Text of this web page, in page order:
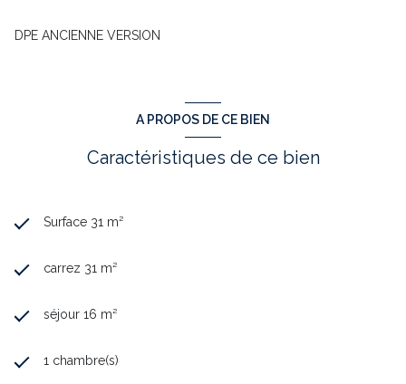
DPE ANCIENNE VERSION
A PROPOS DE CE BIEN
Caractéristiques de ce bien
Surface 31 m²
carrez 31 m²
séjour 16 m²
1 chambre(s)